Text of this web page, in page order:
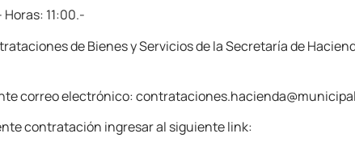
Horas: 11:00.-
de Bienes y Servicios de la Secretaría de
correo electrónico:
contratación ingresar al siguiente link: